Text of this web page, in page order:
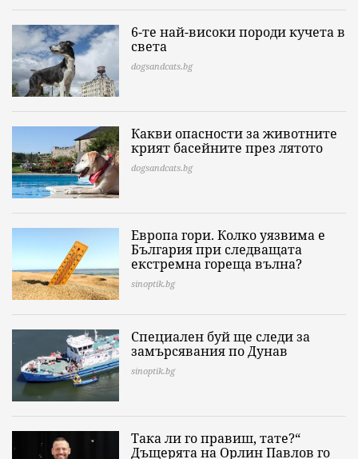
6-те най-високи породи кучета в
света
dogsandcats.bg
Какви опасности за животните
крият басейните през лятото
dogsandcats.bg
Европа гори. Колко уязвима е
България при следващата
екстремна гореща вълна?
sinoptik.bg
Специален буй ще следи за
замърсявания по Дунав
sinoptik.bg
Така ли го правиш, тате?“
Дъщерята на Орлин Павлов го